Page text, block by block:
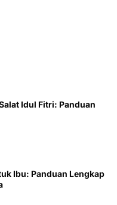
Idul Fitri: Panduan
Ibu: Panduan Lengkap